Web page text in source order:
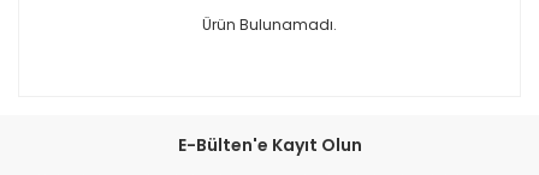
Ürün Bulunamadı.
E-Bülten'e Kayıt Olun